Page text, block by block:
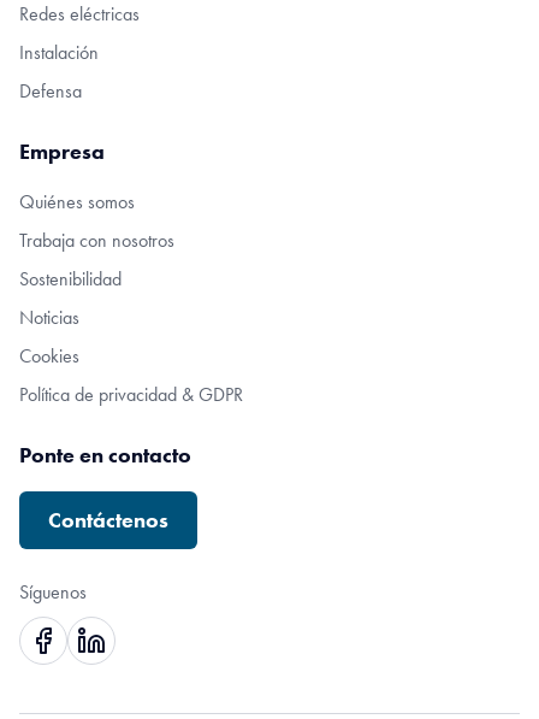
Redes eléctricas
Instalación
Defensa
Empresa
Quiénes somos
Trabaja con nosotros
Sostenibilidad
Noticias
Cookies
Política de privacidad & GDPR
Ponte en contacto
Contáctenos
Síguenos